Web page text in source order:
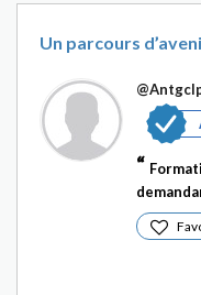
Un parcours